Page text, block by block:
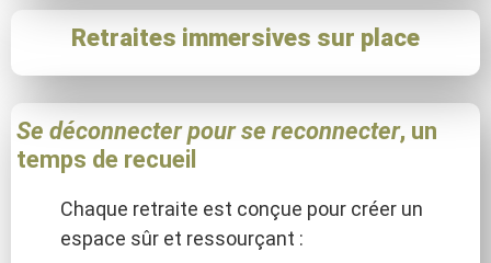
Retraites immersives sur place
Se déconnecter pour se reconnecter, un
temps de recueil
Chaque retraite est conçue pour créer un
espace sûr et ressourçant :